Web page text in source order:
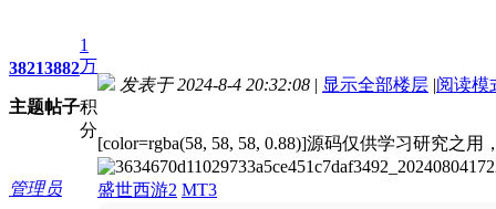
3821
主题
3882
帖子
1
万
积
分
管理员
发表于 2024-8-4 20:32:08 | 显示全部楼层 |阅读模
[color=rgba(58, 58, 58, 0.88)]源码仅供学习研究之用
盛世西游2 MT3